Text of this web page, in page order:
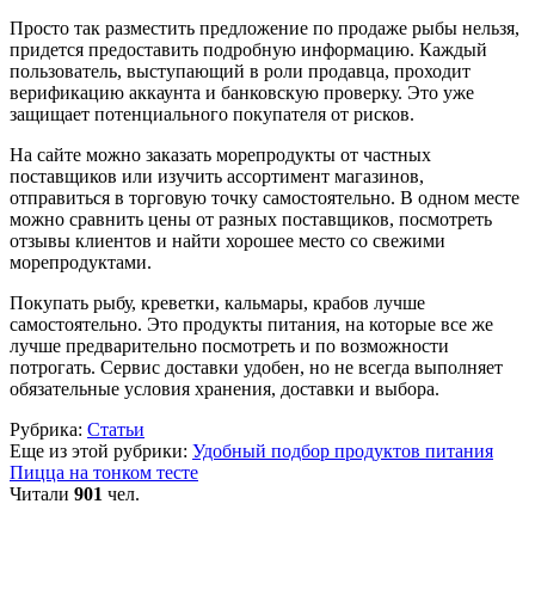
Просто так разместить предложение по продаже рыбы нельзя,
придется предоставить подробную информацию. Каждый
пользователь, выступающий в роли продавца, проходит
верификацию аккаунта и банковскую проверку. Это уже
защищает потенциального покупателя от рисков.
На сайте можно заказать морепродукты от частных
поставщиков или изучить ассортимент магазинов,
отправиться в торговую точку самостоятельно. В одном месте
можно сравнить цены от разных поставщиков, посмотреть
отзывы клиентов и найти хорошее место со свежими
морепродуктами.
Покупать рыбу, креветки, кальмары, крабов лучше
самостоятельно. Это продукты питания, на которые все же
лучше предварительно посмотреть и по возможности
потрогать. Сервис доставки удобен, но не всегда выполняет
обязательные условия хранения, доставки и выбора.
Рубрика: Статьи
Еще из этой рубрики: Удобный подбор продуктов питания
Пицца на тонком тесте
Читали 901 чел.